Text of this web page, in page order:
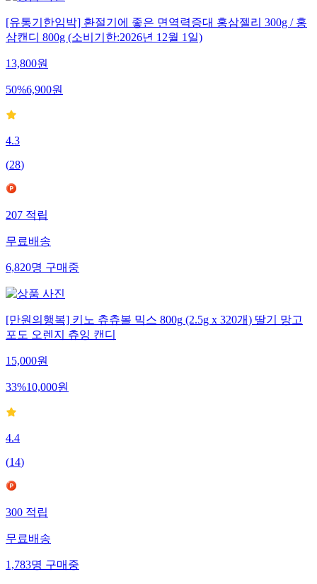
[유통기한임박] 환절기에 좋은 면역력증대 홍삼젤리 300g / 홍
삼캔디 800g (소비기한:2026년 12월 1일)
13,800원
50%6,900원
4.3
(28)
207적립
무료배송
6,820명구매중
[만원의행복] 키노 츄츄볼 믹스 800g (2.5g x 320개) 딸기 망고
포도 오렌지 츄잉 캔디
15,000원
33%10,000원
4.4
(14)
300적립
무료배송
1,783명구매중